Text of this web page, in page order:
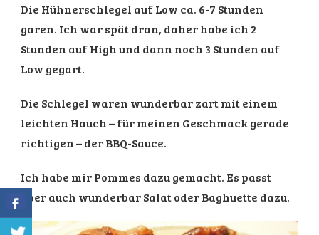
Die Hühnerschlegel auf Low ca. 6-7 Stunden
garen. Ich war spät dran, daher habe ich 2
Stunden auf High und dann noch 3 Stunden auf
Low gegart.
Die Schlegel waren wunderbar zart mit einem
leichten Hauch – für meinen Geschmack gerade
richtigen – der BBQ-Sauce.
Ich habe mir Pommes dazu gemacht. Es passt
aber auch wunderbar Salat oder Baghuette dazu.